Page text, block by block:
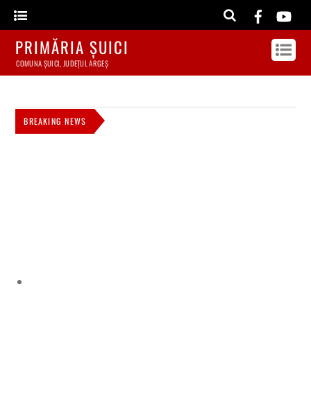
PRIMĂRIA ȘUICI
COMUNA ȘUICI, JUDEȚUL ARGEȘ
BREAKING NEWS